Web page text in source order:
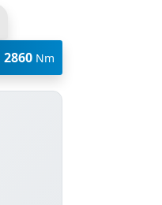
2860 Nm